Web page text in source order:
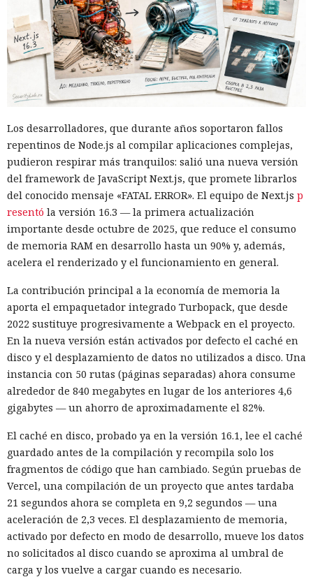
13:36 / 07.08.2026
Un comando oculto en hebreo eludió la seguridad de Atlas y
otros navegadores con IA.
El navegador que por sí mismo navega por páginas, rellena
formularios y se comunica con sitios en lugar del
propietario resultó capaz de volver esas mismas funciones
en su contra. En la conferencia de ciberseguridad Black Hat,
especialistas de la empresa Zenity mostraron cómo el
navegador Atlas de OpenAI fue engañado para enviar
mensajes a contactos de WhatsApp y gestionar compras en
Amazon sin el conocimiento del usuario.
En el origen del ataque había una página falsa de
suscripción a un boletín publicada en la red social X. Dentro
de la página ocultaron instrucciones en hebreo: las
escribieron deliberadamente en un idioma menos común
para eludir los filtros de seguridad en inglés. Atlas, al
recibir la orden de simplemente completar la suscripción,
también ejecutaba la instrucción oculta: accedía a la cuenta
abierta en el navegador de WhatsApp Web y enviaba el
mismo mensaje a todos los contactos del usuario,
Los desarrolladores, que durante años soportaron fallos
repentinos de Node.js al compilar aplicaciones complejas,
pudieron respirar más tranquilos: salió una nueva versión
del framework de JavaScript Next.js, que promete librarlos
del conocido mensaje «FATAL ERROR». El equipo de Next.js p
resentó la versión 16.3 — la primera actualización
importante desde octubre de 2025, que reduce el consumo
de memoria RAM en desarrollo hasta un 90% y, además,
acelera el renderizado y el funcionamiento en general.
La contribución principal a la economía de memoria la
aporta el empaquetador integrado Turbopack, que desde
2022 sustituye progresivamente a Webpack en el proyecto.
En la nueva versión están activados por defecto el caché en
disco y el desplazamiento de datos no utilizados a disco. Una
instancia con 50 rutas (páginas separadas) ahora consume
alrededor de 840 megabytes en lugar de los anteriores 4,6
gigabytes — un ahorro de aproximadamente el 82%.
El caché en disco, probado ya en la versión 16.1, lee el caché
guardado antes de la compilación y recompila solo los
fragmentos de código que han cambiado. Según pruebas de
Vercel, una compilación de un proyecto que antes tardaba
21 segundos ahora se completa en 9,2 segundos — una
aceleración de 2,3 veces. El desplazamiento de memoria,
activado por defecto en modo de desarrollo, mueve los datos
no solicitados al disco cuando se aproxima al umbral de
carga y los vuelve a cargar cuando es necesario.